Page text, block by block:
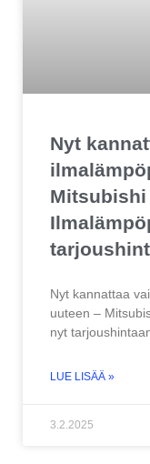
Nyt
Mitsubishi
Nyt kannattaa
uuteen –
nyt
LUE LISÄÄ »
3.2.2025